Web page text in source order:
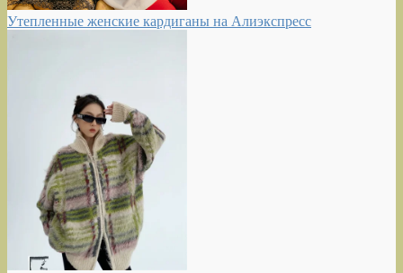
Утепленные женские кардиганы на Алиэкспресс